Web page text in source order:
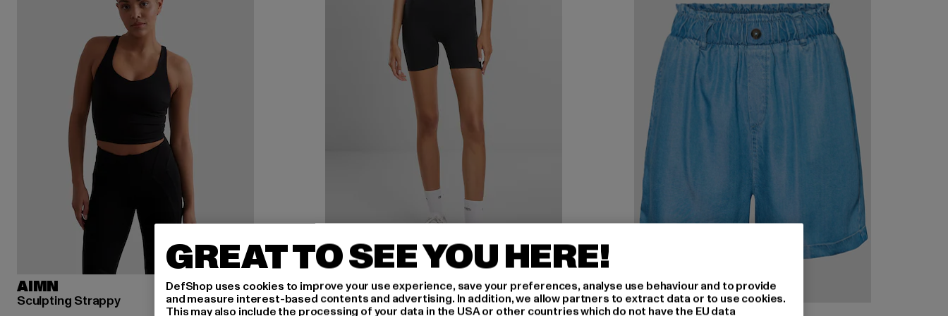
AIMN
Sculpting Strappy
AIMN
Sense Midi Biker
GREAT TO SEE YOU HERE!
DefShop uses cookies to improve your use experience, save your preferences, analyse use behaviour and to provide
and measure interest-based contents and advertising. In addition, we allow partners to extract data or to use cookies.
This may also include the processing of your data in the USA or other countries which do not have the EU data